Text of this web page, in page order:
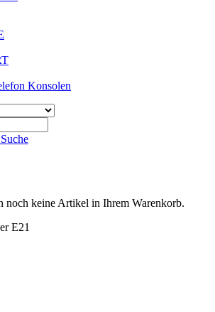
Konsolen
noch keine Artikel in Ihrem Warenkorb.
E21